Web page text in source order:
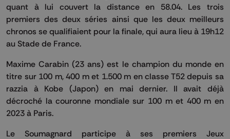
quant à lui couvert la distance en 58.04. Les trois
premiers des deux séries ainsi que les deux meilleurs
chronos se qualifiaient pour la finale, qui aura lieu à 19h12
au Stade de France.
Maxime Carabin (23 ans) est le champion du monde en
titre sur 100 m, 400 m et 1.500 m en classe T52 depuis sa
razzia à Kobe (Japon) en mai dernier. Il avait déjà
décroché la couronne mondiale sur 100 m et 400 m en
2023 à Paris.
Le Soumagnard participe à ses premiers Jeux